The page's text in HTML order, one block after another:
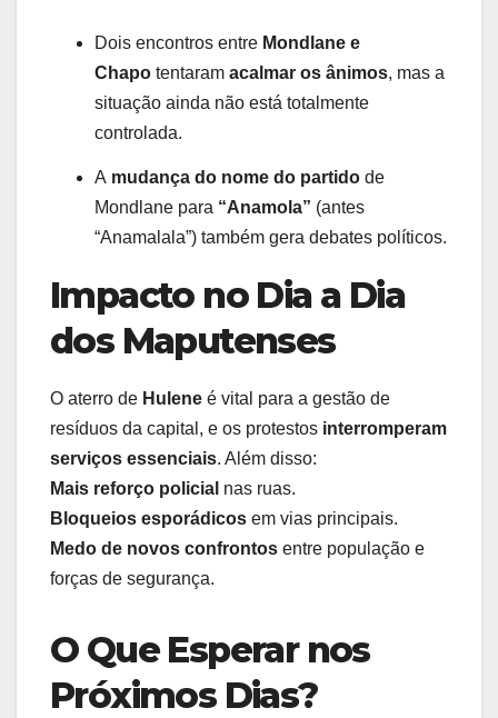
Dois encontros entre Mondlane e
Chapo tentaram acalmar os ânimos, mas a
situação ainda não está totalmente
controlada.
A mudança do nome do partido de
Mondlane para “Anamola” (antes
“Anamalala”) também gera debates políticos.
Impacto no Dia a Dia
dos Maputenses
O aterro de Hulene é vital para a gestão de
resíduos da capital, e os protestos interromperam
serviços essenciais. Além disso:
Mais reforço policial nas ruas.
Bloqueios esporádicos em vias principais.
Medo de novos confrontos entre população e
forças de segurança.
O Que Esperar nos
Próximos Dias?